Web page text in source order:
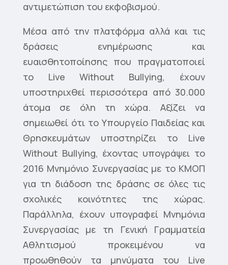
αντιμετώπιση του εκφοβισμού.
Μέσα από την πλατφόρμα αλλά και τις
δράσεις ενημέρωσης και
ευαισθητοποίησης που πραγματοποιεί
το Live Without Bullying, έχουν
υποστηριχθεί περισσότερα από 30.000
άτομα σε όλη τη χώρα. Αξίζει να
σημειωθεί ότι το Υπουργείο Παιδείας και
Θρησκευμάτων υποστηρίζει το Live
Without Bullying, έχοντας υπογράψει το
2016 Μνημόνιο Συνεργασίας με το ΚΜΟΠ
για τη διάδοση της δράσης σε όλες τις
σχολικές κοινότητες της χώρας.
Παράλληλα, έχουν υπογραφεί Μνημόνια
Συνεργασίας με τη Γενική Γραμματεία
Αθλητισμού προκειμένου να
προωθηθούν τα μηνύματα του Live